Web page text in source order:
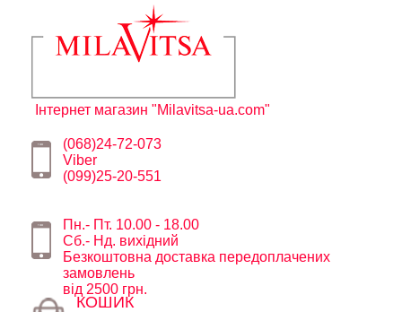
Інтернет магазин "Milavitsa-ua.com"
(068)24-72-073
Viber
(099)25-20-551
Пн.- Пт. 10.00 - 18.00
Сб.- Нд. вихідний
Безкоштовна доставка передоплачених
замовлень
від 2500 грн.
КОШИК